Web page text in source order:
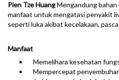
Pien Tze HuangMengandung
manfaat untuk mengatasi penyakit
seperti luka akibat kecelakaan,
Manfaat
Memelihara kesehatan
Mempercepat